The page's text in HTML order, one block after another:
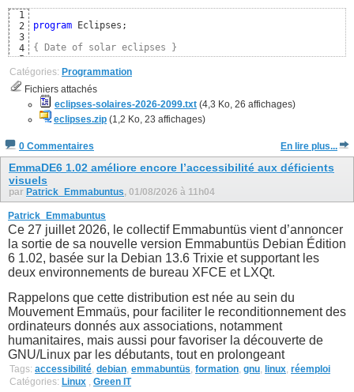
1
2
3
4
5
6
7
8
12
13
14
program Eclipses;
{ Date of solar eclipses }
uses
  Moon;
{ https://github.com/wp-xyz/delphimoon }
const
  CSolarEclipse =
TRUE ; { Uniquement les éclipses
{$DEFINE FRENCH}
{$IFDEF FRENCH}
Catégories: Programmation
Fichiers attachés
eclipses-solaires-2026-2099.txt (4,3 Ko, 26 affichages)
eclipses.zip (1,2 Ko, 23 affichages)
0 Commentaires En lire plus...
EmmaDE6 1.02 améliore encore l’accessibilité aux déficients
visuels
par Patrick_Emmabuntus, 01/08/2026 à 11h04
Patrick_Emmabuntus
Ce 27 juillet 2026, le collectif Emmabuntüs vient d’annoncer
la sortie de sa nouvelle version Emmabuntüs Debian Édition
6 1.02, basée sur la Debian 13.6 Trixie et supportant les
deux environnements de bureau XFCE et LXQt.
Rappelons que cette distribution est née au sein du
Mouvement Emmaüs, pour faciliter le reconditionnement des
ordinateurs donnés aux associations, notamment
humanitaires, mais aussi pour favoriser la découverte de
GNU/Linux par les débutants, tout en prolongeant
Tags: accessibilité, debian, emmabuntüs, formation, gnu, linux, réemploi
Catégories: Linux , Green IT